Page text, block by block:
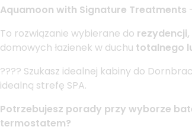
Aquamoon with Signature Treatments
To rozwiązanie wybierane do
domowych łazienek w duchu totalnego
???? Szukasz idealnej kabiny do
idealną strefę SPA.
Potrzebujesz porady przy wyborze
termostatem?